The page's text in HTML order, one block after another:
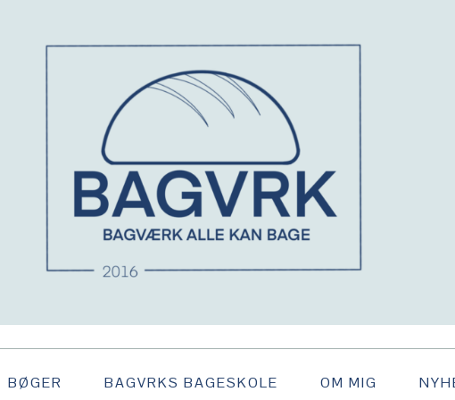
BØGER BAGVRKS BAGESKOLE OM MIG